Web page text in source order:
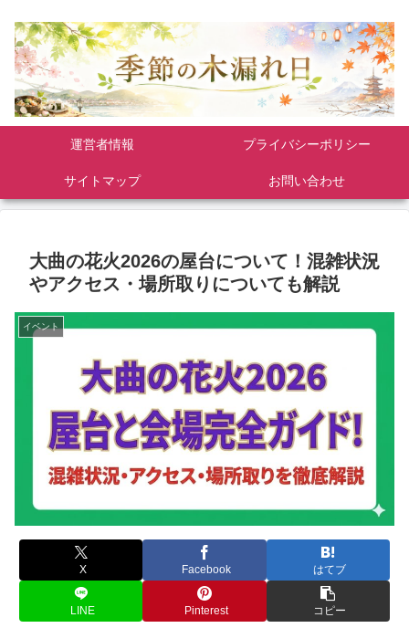
運営者情報 プライバシーポリシー
サイトマップ お問い合わせ
大曲の花火2026の屋台について！混雑状況
やアクセス・場所取りについても解説
イベント
X Facebook はてブ
LINE Pinterest コピー